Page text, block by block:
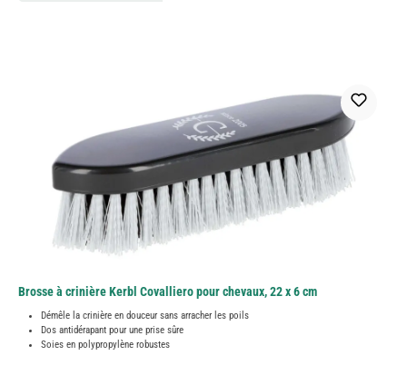
Brosse à crinière Kerbl Covalliero pour chevaux, 22 x 6 cm
Démêle la crinière en douceur sans arracher les poils
Dos antidérapant pour une prise sûre
Soies en polypropylène robustes